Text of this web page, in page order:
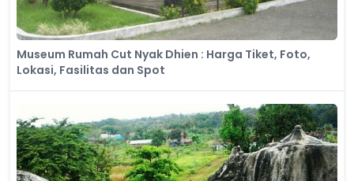
Museum Rumah Cut Nyak Dhien : Harga Tiket, Foto,
Lokasi, Fasilitas dan Spot